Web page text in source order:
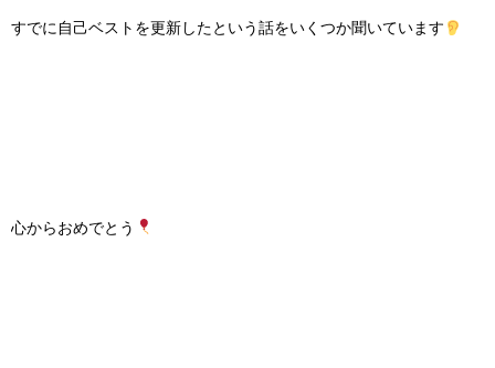
すでに自己ベストを更新したという話をいくつか聞いています
心からおめでとう